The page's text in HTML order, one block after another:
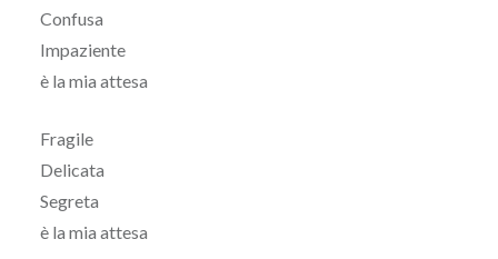
Confusa
Impaziente
è la mia attesa
Fragile
Delicata
Segreta
è la mia attesa